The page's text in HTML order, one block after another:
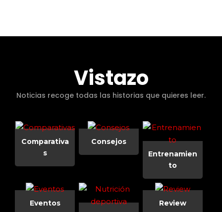
Vistazo
Noticias recoge todas las historias que quieres leer.
Comparativa
s
Consejos
Entrenamien
to
Eventos
Review